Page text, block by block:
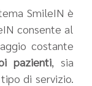
SmileIN è
consente al
costante
pazienti, sia
di servizio.